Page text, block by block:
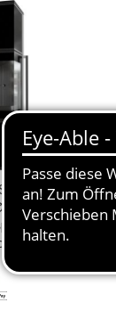
KRATKI
150